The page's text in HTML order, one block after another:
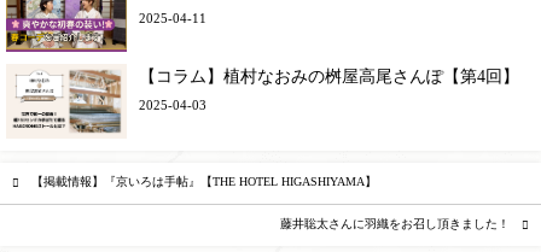
2025-04-11
【コラム】植村なおみの桝屋高尾さんぽ【第4回】
2025-04-03
【掲載情報】『京いろは手帖』【THE HOTEL HIGASHIYAMA】
藤井聡太さんに羽織をお召し頂きました！